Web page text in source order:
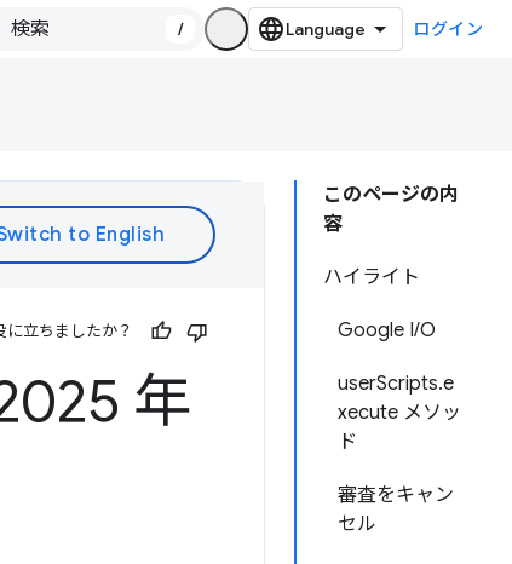
/ ログイン
このページの内
容
ハイライト
Google I/O
userScripts.e
xecute メソッ
ド
審査をキャン
セル
に立ちましたか？
年